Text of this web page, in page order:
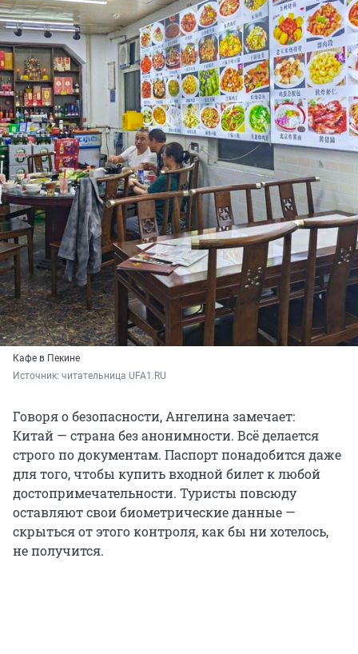
Кафе в Пекине
Источник: читательница UFA1.RU
Говоря о безопасности, Ангелина замечает:
Китай — страна без анонимности. Всё делается
строго по документам. Паспорт понадобится даже
для того, чтобы купить входной билет к любой
достопримечательности. Туристы повсюду
оставляют свои биометрические данные —
скрыться от этого контроля, как бы ни хотелось,
не получится.